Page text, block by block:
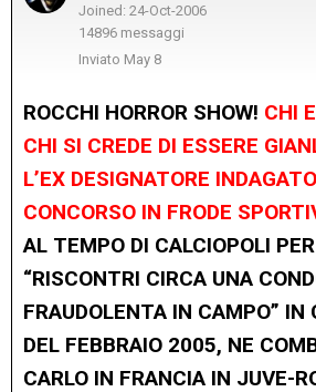
Joined: 24-Oct-2006
14896 messaggi
Inviato May 8
ROCCHI HORROR SHOW! CHI
CHI SI CREDE DI ESSERE
L’EX DESIGNATORE
CONCORSO IN FRODE
AL TEMPO DI CALCIOPOLI
“RISCONTRI CIRCA UNA
FRAUDOLENTA IN CAMPO” IN
DEL FEBBRAIO 2005, NE
CARLO IN FRANCIA IN JUVE-